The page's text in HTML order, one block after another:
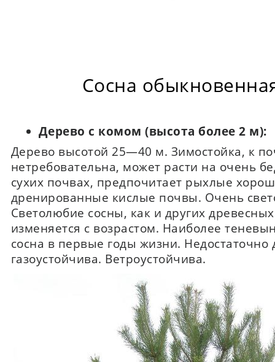
Сосна
Дерево с комом (высота более 2 м):
Дерево высотой 25—40 м. Зимостойка, к
нетребовательна, может расти на очень
сухих почвах, предпочитает рыхлые
дренированные кислые почвы. Очень
Светолюбие сосны, как и других
изменяется с возрастом. Наиболее
сосна в первые годы жизни.
газоустойчива. Ветроустойчива.